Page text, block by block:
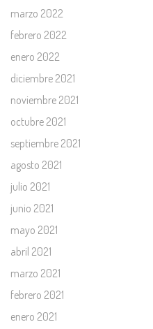
marzo 2022
febrero 2022
enero 2022
diciembre 2021
noviembre 2021
octubre 2021
septiembre 2021
agosto 2021
julio 2021
junio 2021
mayo 2021
abril 2021
marzo 2021
febrero 2021
enero 2021